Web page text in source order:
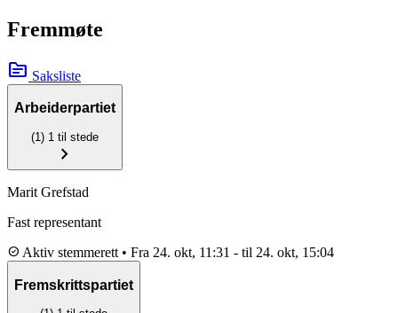
Fremmøte
topic Saksliste
Arbeiderpartiet
(1) 1 til stede
chevron_right
Marit Grefstad
Fast representant
check_circle Aktiv stemmerett • Fra 24. okt, 11:31 - til 24. okt, 15:04
Fremskrittspartiet